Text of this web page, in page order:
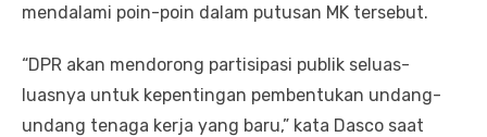
mendalami poin-poin dalam putusan MK tersebut.
“DPR akan mendorong partisipasi publik seluas-
luasnya untuk kepentingan pembentukan undang-
undang tenaga kerja yang baru,” kata Dasco saat